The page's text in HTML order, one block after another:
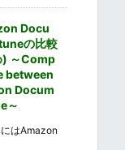
Docu
の比較
) ～Comp
between
Docum
～
はAmazon